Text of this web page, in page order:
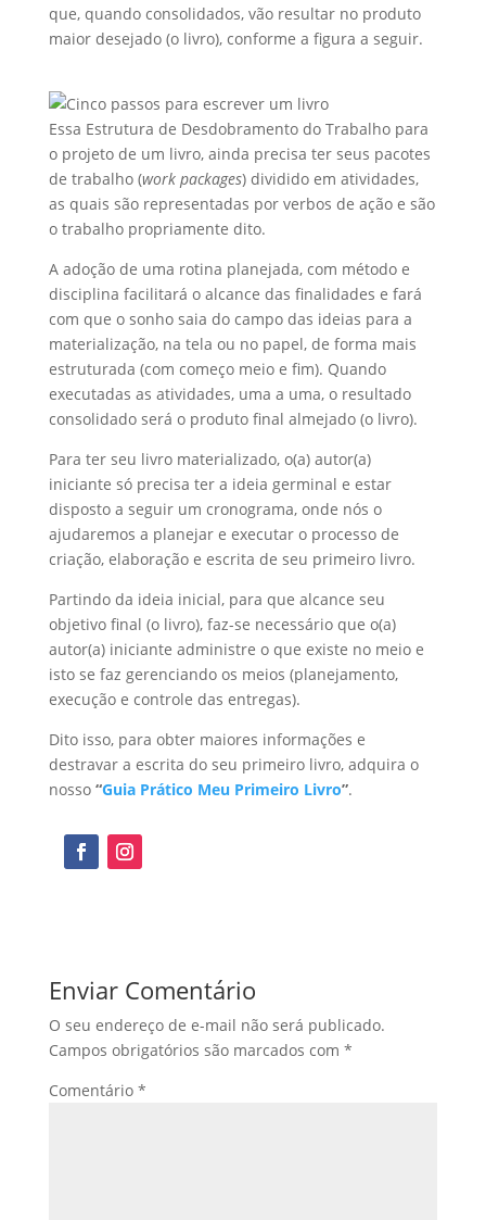
que, quando consolidados, vão resultar no produto
maior desejado (o livro), conforme a figura a seguir.
Essa Estrutura de Desdobramento do Trabalho para
o projeto de um livro, ainda precisa ter seus pacotes
de trabalho (work packages) dividido em atividades,
as quais são representadas por verbos de ação e são
o trabalho propriamente dito.
A adoção de uma rotina planejada, com método e
disciplina facilitará o alcance das finalidades e fará
com que o sonho saia do campo das ideias para a
materialização, na tela ou no papel, de forma mais
estruturada (com começo meio e fim). Quando
executadas as atividades, uma a uma, o resultado
consolidado será o produto final almejado (o livro).
Para ter seu livro materializado, o(a) autor(a)
iniciante só precisa ter a ideia germinal e estar
disposto a seguir um cronograma, onde nós o
ajudaremos a planejar e executar o processo de
criação, elaboração e escrita de seu primeiro livro.
Partindo da ideia inicial, para que alcance seu
objetivo final (o livro), faz-se necessário que o(a)
autor(a) iniciante administre o que existe no meio e
isto se faz gerenciando os meios (planejamento,
execução e controle das entregas).
Dito isso, para obter maiores informações e
destravar a escrita do seu primeiro livro, adquira o
nosso “Guia Prático Meu Primeiro Livro”.
Enviar Comentário
O seu endereço de e-mail não será publicado.
Campos obrigatórios são marcados com *
Comentário *